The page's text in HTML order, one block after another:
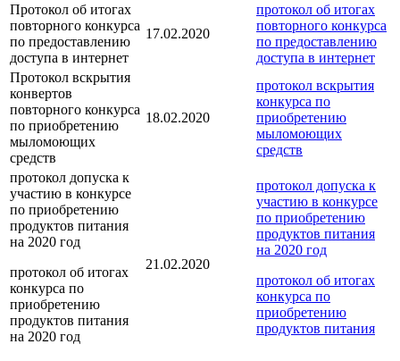
Протокол об итогах
повторного конкурса
по предоставлению
доступа в интернет
17.02.2020
протокол об итогах
повторного конкурса
по предоставлению
доступа в интернет
Протокол вскрытия
конвертов
повторного конкурса
по приобретению
мыломоющих
средств
18.02.2020
протокол вскрытия
конкурса по
приобретению
мыломоющих
средств
протокол допуска к
участию в конкурсе
по приобретению
продуктов питания
на 2020 год
протокол об итогах
конкурса по
приобретению
продуктов питания
на 2020 год
21.02.2020
протокол допуска к
участию в конкурсе
по приобретению
продуктов питания
на 2020 год
протокол об итогах
конкурса по
приобретению
продуктов питания